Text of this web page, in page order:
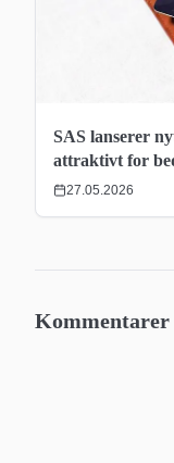
SAS lanserer
attraktivt for
27.05.2026
Kommentarer